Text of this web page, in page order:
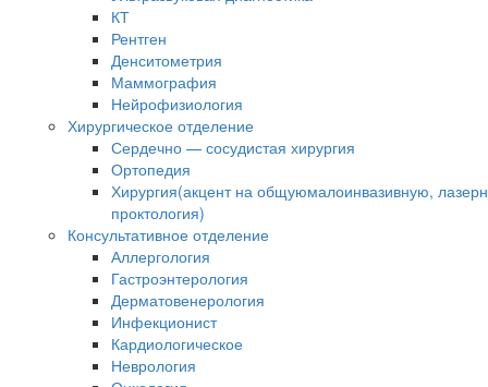
КТ
Рентген
Денситометрия
Маммография
Нейрофизиология
Хирургическое отделение
Сердечно — сосудистая хирургия
Ортопедия
Хирургия(акцент на общуюмалоинвазивную,
проктология)
Консультативное отделение
Аллергология
Гастроэнтерология
Дерматовенерология
Инфекционист
Кардиологическое
Неврология